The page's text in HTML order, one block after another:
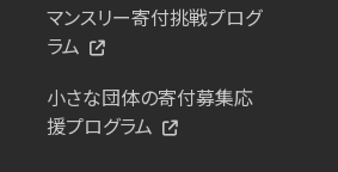
マンスリー寄付挑戦プログ
ラム
小さな団体の寄付募集応
援プログラム